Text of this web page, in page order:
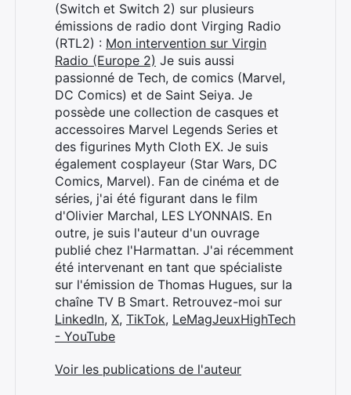
(Switch et Switch 2) sur plusieurs
émissions de radio dont Virging Radio
(RTL2) : Mon intervention sur Virgin
Radio (Europe 2) Je suis aussi
passionné de Tech, de comics (Marvel,
DC Comics) et de Saint Seiya. Je
possède une collection de casques et
accessoires Marvel Legends Series et
des figurines Myth Cloth EX. Je suis
également cosplayeur (Star Wars, DC
Comics, Marvel). Fan de cinéma et de
séries, j'ai été figurant dans le film
d'Olivier Marchal, LES LYONNAIS. En
outre, je suis l'auteur d'un ouvrage
publié chez l'Harmattan. J'ai récemment
été intervenant en tant que spécialiste
sur l'émission de Thomas Hugues, sur la
chaîne TV B Smart. Retrouvez-moi sur
LinkedIn, X, TikTok, LeMagJeuxHighTech
- YouTube
Voir les publications de l'auteur